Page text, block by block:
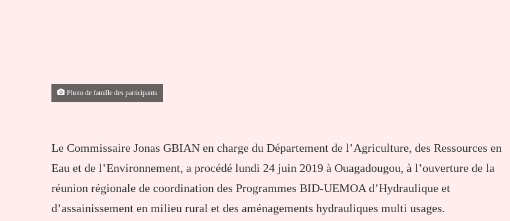
Photo de famille des participants
Le Commissaire Jonas GBIAN en charge du Département de l’Agriculture, des Ressources en
Eau et de l’Environnement, a procédé lundi 24 juin 2019 à Ouagadougou, à l’ouverture de la
réunion régionale de coordination des Programmes BID-UEMOA d’Hydraulique et
d’assainissement en milieu rural et des aménagements hydrauliques multi usages.